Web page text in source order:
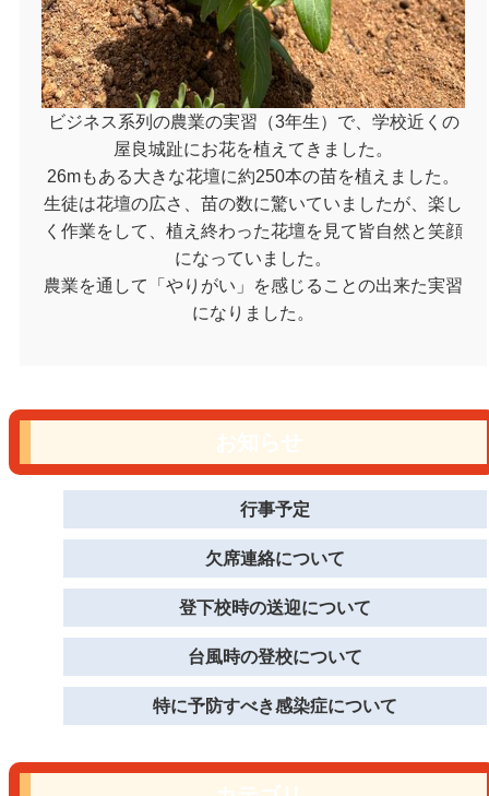
ビジネス系列の農業の実習（3年生）で、学校近くの
屋良城趾にお花を植えてきました。
26mもある大きな花壇に約250本の苗を植えました。
生徒は花壇の広さ、苗の数に驚いていましたが、楽し
く作業をして、植え終わった花壇を見て皆自然と笑顔
になっていました。
農業を通して「やりがい」を感じることの出来た実習
になりました。
行事予定
欠席連絡について
登下校時の送迎について
台風時の登校について
特に予防すべき感染症について